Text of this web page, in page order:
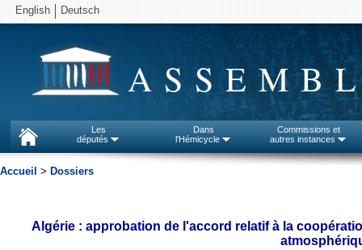
English Deutsch
Les
députés
Dans
l'Hémicycle
Commissions et
autres instances
Accueil > Dossiers
Algérie : approbation de l'accord relatif à la